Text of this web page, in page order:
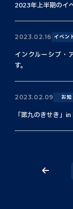
2023年上半期のイ
2023.02.16 イベン
インクルーシブ・
す。
2023.02.09 お
「第九のきせき」